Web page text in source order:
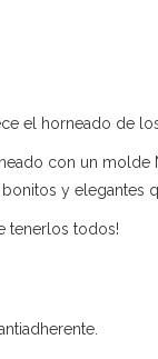
el horneado de
con un
y elegantes
tenerlos todos!